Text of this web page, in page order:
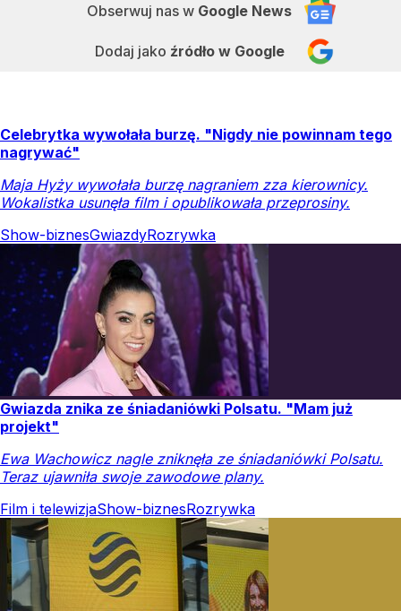
Obserwuj nas w Google News
Dodaj jako źródło w Google
Celebrytka wywołała burzę. "Nigdy nie powinnam tego
nagrywać"
Maja Hyży wywołała burzę nagraniem zza kierownicy.
Wokalistka usunęła film i opublikowała przeprosiny.
Show-biznesGwiazdyRozrywka
Gwiazda znika ze śniadaniówki Polsatu. "Mam już
projekt"
Ewa Wachowicz nagle zniknęła ze śniadaniówki Polsatu.
Teraz ujawniła swoje zawodowe plany.
Film i telewizjaShow-biznesRozrywka